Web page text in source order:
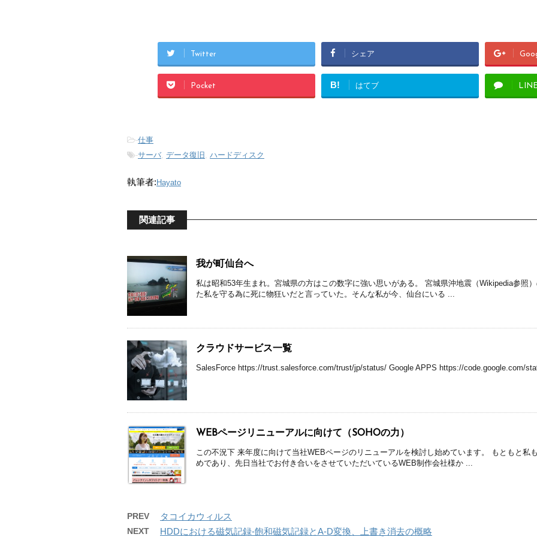
Twitter シェア
Pocket B! はてブ LINE
-仕事
-サーバ, データ復旧 , ハードディスク
執筆者: Hayato
関連記事
我が町仙台へ
私は昭和53年生まれ。宮城県の方はこの数字に強い思いがある。 宮城県沖地震（Wikipedia参照
た私を守る為に死に物狂いだと言っていた。そんな私が今、仙台にいる ...
クラウドサービス一覧
SalesForce https://trust.salesforce.com/trust/jp/status/ Google APPS https://code.google.com/
WEBページリニューアルに向けて（SOHOの力）
この不況下 来年度に向けて当社WEBページのリニューアルを検討し始めています。 もともと私
めであり、先日当社でお付き合いをさせていただいているWEB制作会社様か ...
PREV タコイカウィルス
NEXT HDDにおける磁気記録-飽和磁気記録とA-D変換、上書き消去の概略